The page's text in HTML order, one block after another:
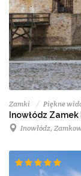
Zamki Piękne
Inowłódz
Inowłódz,